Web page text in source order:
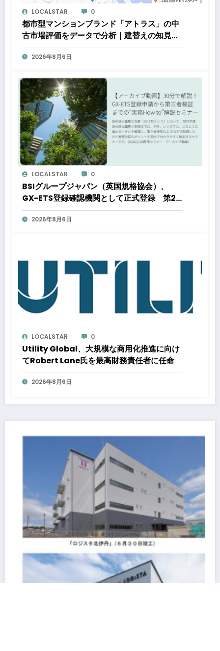
LOCALSTAR 0
都市型マンションブランド「アトラス」の中
古市場評価をデータで分析｜建替えの知見、
都心好立地、開発思想が支えるブランド価値
2026年8月6日
LOCALSTAR 0
BSIグループジャパン（英国規格協会）、
GX-ETS登録確認機関として正式登録 第2
フェーズ開始で制度対応が義務化、企業の対
応はどう変わるのか？ 法的拘束力をもつ
2026年8月6日
LOCALSTAR 0
Utility Global、大規模な商用化推進に向け
てRobert Lane氏を最高財務責任者に任命
2026年8月6日